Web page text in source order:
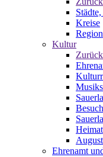
Kreise
Region
Kultur
Ehrenamt